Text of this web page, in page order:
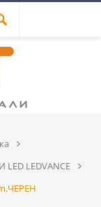
LEDVANCE